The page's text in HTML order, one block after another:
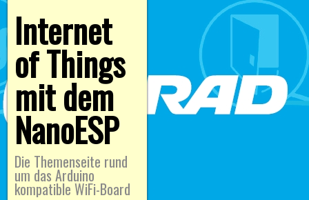
Internet
of Things
mit dem
NanoESP
Die Themenseite rund
um das Arduino
kompatible WiFi-Board